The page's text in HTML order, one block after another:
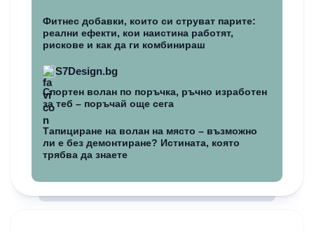
Фитнес добавки, които си струват парите:
реални ефекти, кои наистина работят,
рискове и как да ги комбинираш
S7Design.bg
Спортен волан по поръчка, ръчно изработен
за теб – поръчай още сега
Тапициране на волан на място – възможно
ли е без демонтиране? Истината, която
трябва да знаете